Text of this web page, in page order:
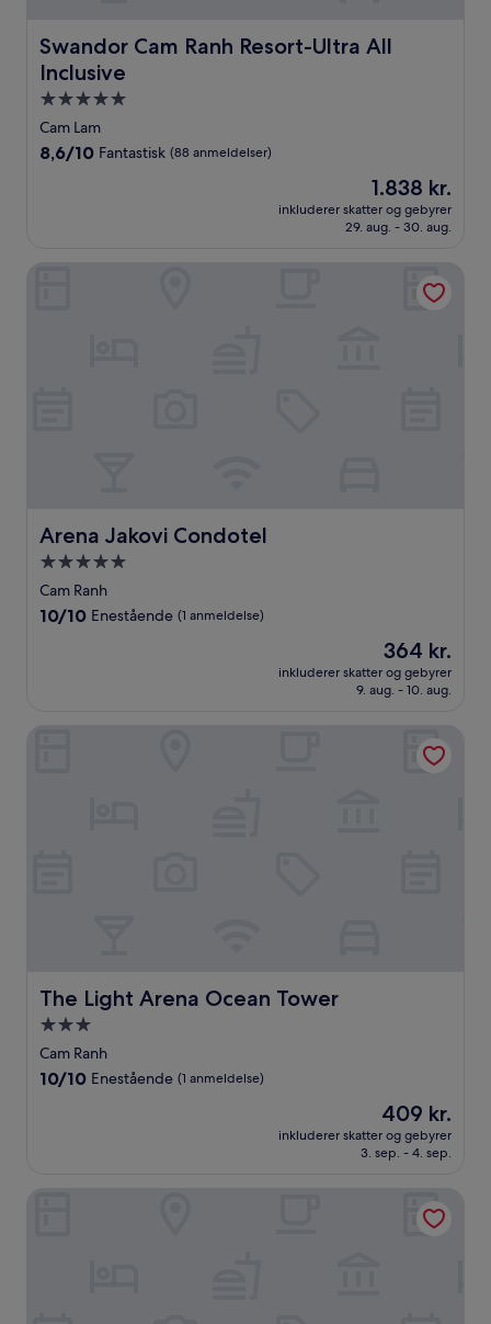
Swandor Cam Ranh Resort-Ultra All
Inclusive
Swandor Cam Ranh Resort-Ultra All Inclusive
5.0-
stjernet
overnatningssted
Cam Lam
8.6
anmeldelser)
8,6/10 Fantastisk (88 anmeldelser)
Prisen
er
1.838 kr.
1.838 kr.
inkluderer skatter og gebyrer
29. aug. - 30. aug.
Arena Jakovi Condotel
Arena Jakovi Condotel
5.0-
stjernet
overnatningssted
Cam Ranh
10.0
anmeldelse)
10/10 Enestående (1 anmeldelse)
Prisen
er
364 kr.
364 kr.
inkluderer skatter og gebyrer
9. aug. - 10. aug.
The Light Arena Ocean Tower
The Light Arena Ocean Tower
3.0-
stjernet
overnatningssted
Cam Ranh
10.0
anmeldelse)
10/10 Enestående (1 anmeldelse)
Prisen
er
409 kr.
409 kr.
inkluderer skatter og gebyrer
3. sep. - 4. sep.